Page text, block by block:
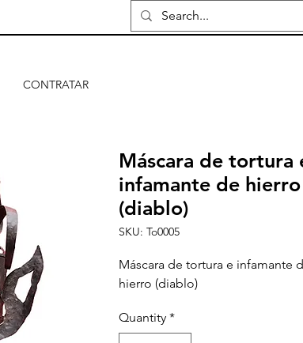
CONTRATAR
Máscara de tortura
infamante de hierro
(diablo)
SKU: To0005
Máscara de tortura e infamante
hierro (diablo)
Quantity *